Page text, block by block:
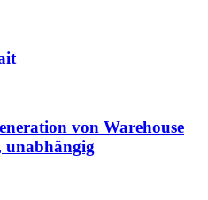
von Warehouse
unabhängig